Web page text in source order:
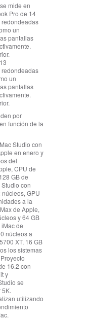
mide en
Pro de 14
un
pantallas
un
pantallas
por
función de la
Studio con
en enero y
del
CPU de
GB de
con
GPU
a la
de Apple,
y 64 GB
de
núcleos a
XT, 16 GB
los sistemas
16.2 con
y
se
utilizando